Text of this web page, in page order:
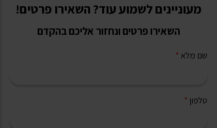
מעוניינים לשמוע עוד? השאירו פרטים!
השאירו פרטים ונחזור אליכם בהקדם
שם מלא *
טלפון *